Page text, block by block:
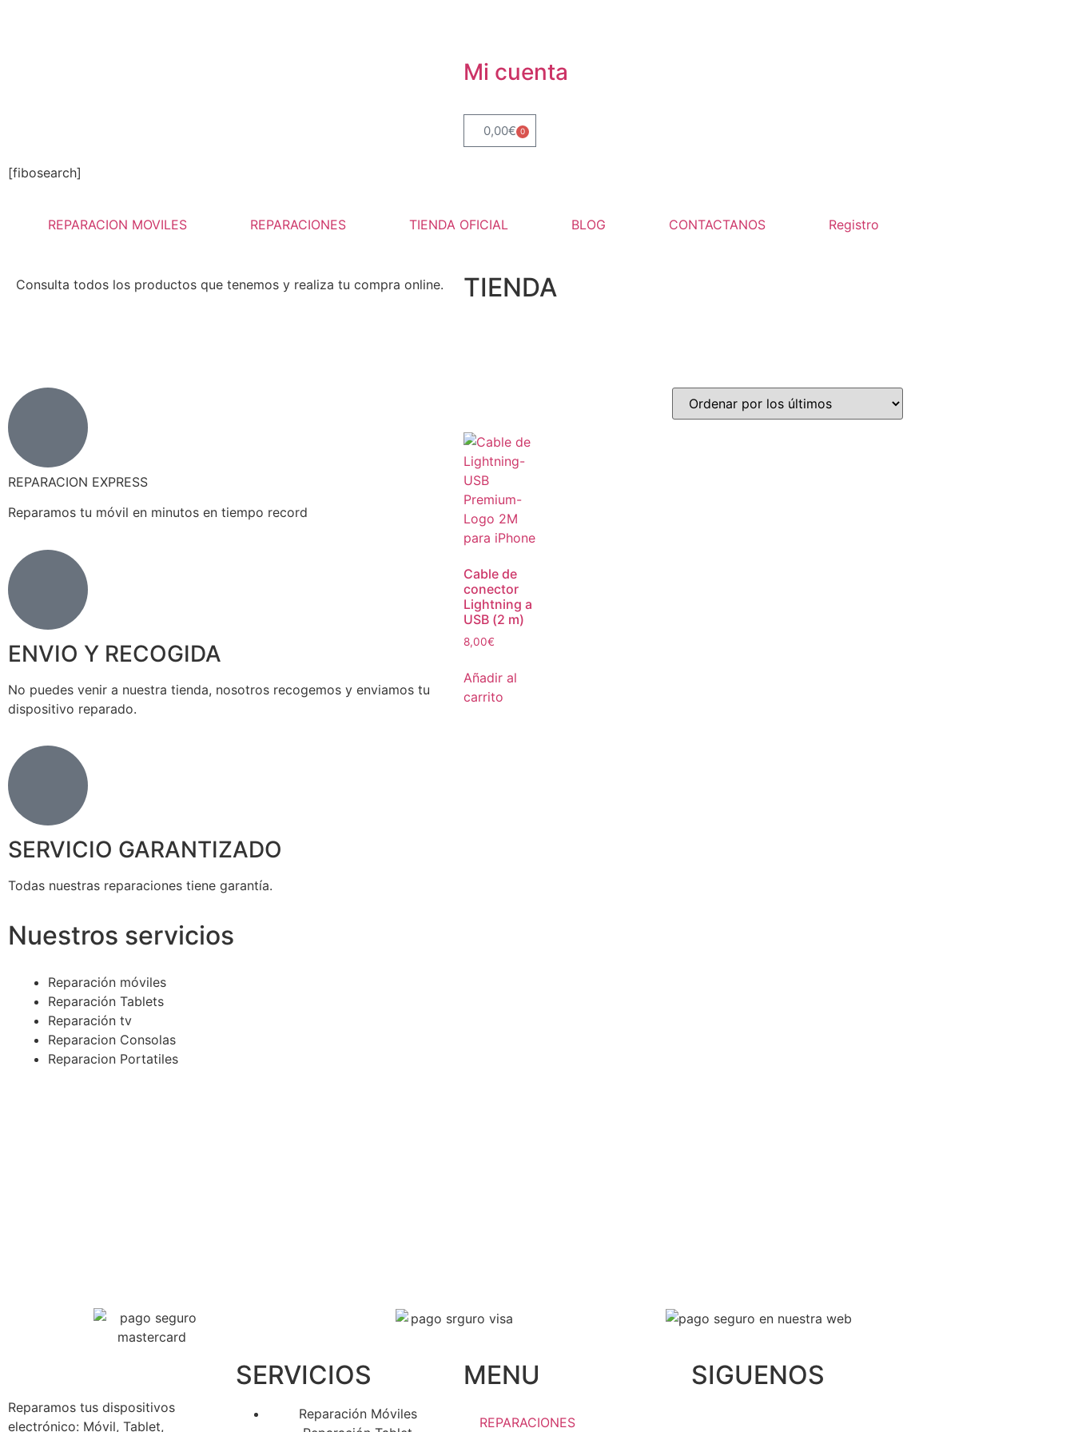
Mi cuenta
0,00€ 0
[fibosearch]
REPARACION MOVILES REPARACIONES TIENDA OFICIAL BLOG CONTACTANOS Registro
Consulta todos los productos que tenemos y realiza tu compra online. TIENDA
REPARACION EXPRESS
Reparamos tu móvil en minutos en tiempo record
ENVIO Y RECOGIDA
No puedes venir a nuestra tienda, nosotros recogemos y enviamos tu
dispositivo reparado.
SERVICIO GARANTIZADO
Todas nuestras reparaciones tiene garantía.
Cable de
conector
Lightning a
USB (2 m)
8,00€
Añadir al
carrito
Nuestros servicios
Reparación móviles
Reparación Tablets
Reparación tv
Reparacion Consolas
Reparacion Portatiles
Reparamos tus dispositivos
electrónico: Móvil, Tablet,
SERVICIOS
Reparación Móviles
MENU
REPARACIONES
SIGUENOS